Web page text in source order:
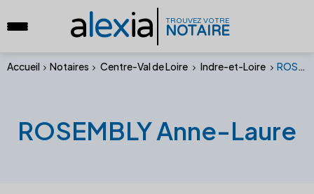
alexia TROUVEZ VOTRE
NOTAIRE
Accueil Notaires Centre-Val de Loire Indre-et-Loire ROSEMBLY Anne-Laure
ROSEMBLY Anne-Laure